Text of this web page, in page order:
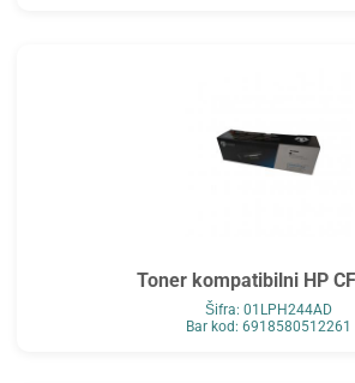
Toner kompatibilni HP
Šifra: 01LPH244AD
Bar kod: 6918580512261